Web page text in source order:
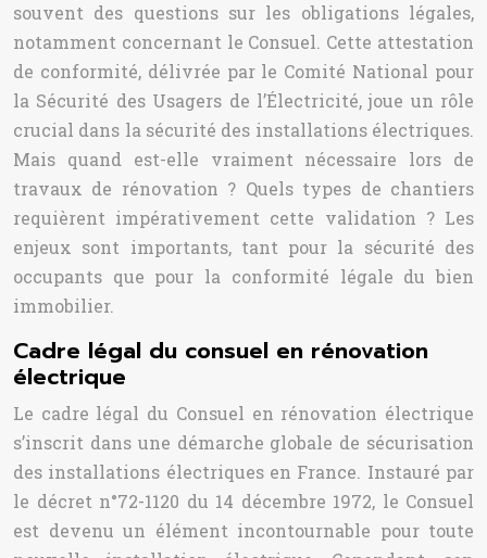
souvent des questions sur les obligations légales,
notamment concernant le Consuel. Cette attestation
de conformité, délivrée par le Comité National pour
la Sécurité des Usagers de l’Électricité, joue un rôle
crucial dans la sécurité des installations électriques.
Mais quand est-elle vraiment nécessaire lors de
travaux de rénovation ? Quels types de chantiers
requièrent impérativement cette validation ? Les
enjeux sont importants, tant pour la sécurité des
occupants que pour la conformité légale du bien
immobilier.
Cadre légal du consuel en rénovation
électrique
Le cadre légal du Consuel en rénovation électrique
s’inscrit dans une démarche globale de sécurisation
des installations électriques en France. Instauré par
le décret n°72-1120 du 14 décembre 1972, le Consuel
est devenu un élément incontournable pour toute